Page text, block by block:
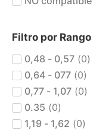
Filtro por
0,48 - 0,57 (0)
0,64 - 077 (0)
0,77 - 1,07 (0)
0.35 (0)
1,19 - 1,62 (0)